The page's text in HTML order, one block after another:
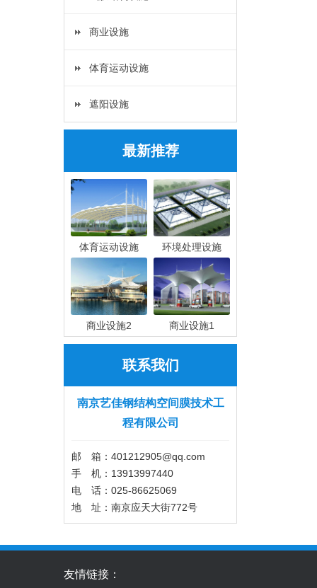
商业设施
体育运动设施
遮阳设施
最新推荐
体育运动设施 环境处理设施
商业设施2 商业设施1
联系我们
南京艺佳钢结构空间膜技术工
程有限公司
邮 箱：401212905@qq.com
手 机：13913997440
电 话：025-86625069
地 址：南京应天大街772号
友情链接：